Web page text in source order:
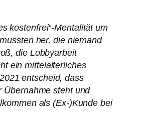
kostenfrei“-Mentalität um
her, die niemand
die Lobbyarbeit
ein mittelalterliches
entscheid, dass
Übernahme steht und
als (Ex-)Kunde bei